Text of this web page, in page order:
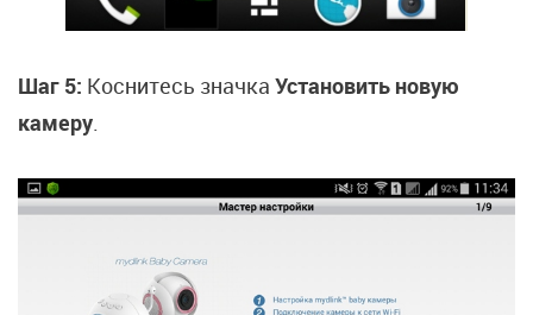
Шаг 5: Коснитесь значка Установить новую
камеру